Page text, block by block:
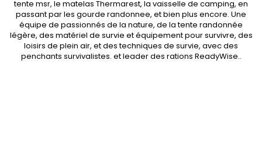
tente msr, le matelas Thermarest, la vaisselle de camping, en
passant par les gourde randonnee, et bien plus encore. Une
équipe de passionnés de la nature, de latente randonnée
légère, des matériel de survie et équipement pour survivre, des
loisirs de plein air, et des techniques de survie, avec des
penchants survivalistes. et leader des rations ReadyWise..